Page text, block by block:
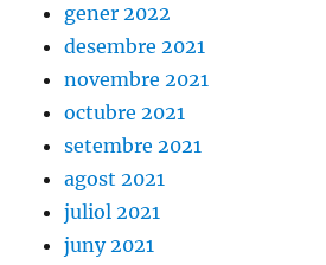
gener 2022
desembre 2021
novembre 2021
octubre 2021
setembre 2021
agost 2021
juliol 2021
juny 2021